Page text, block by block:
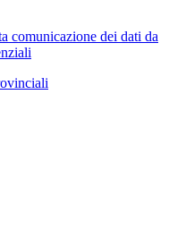
comunicazione dei dati da